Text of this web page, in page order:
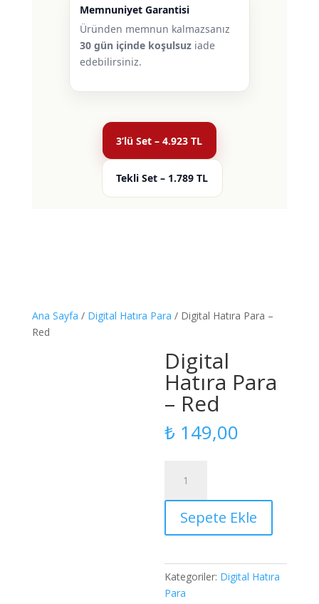
Memnuniyet Garantisi
Üründen memnun kalmazsanız
30 gün içinde koşulsuziade
edebilirsiniz.
3’lü Set – 4.923 TL
Tekli Set – 1.789 TL
Ana Sayfa / Digital Hatıra Para / Digital Hatıra Para –
Red
Digital
Hatıra Para
– Red
₺ 149,00
Hatıra
Para
Red
Sepete Ekle
Kategoriler: Digital Hatıra
Para